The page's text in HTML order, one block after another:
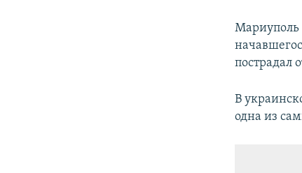
Мариуполь
пострадал
В
одна из